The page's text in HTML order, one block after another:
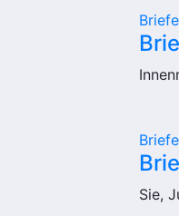
Briefe
Briefe
Sie,